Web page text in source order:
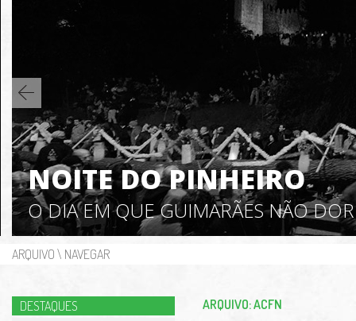
NOITE DO PINHEIRO
O DIA EM QUE GUIMARÃES NÃO
ARQUIVO \ NAVEGAR
DESTAQUES ARQUIVO: ACFN